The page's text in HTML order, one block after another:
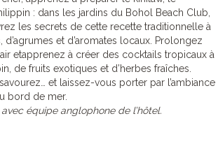
: dans les jardins du Bohol Beach Club,
les secrets de cette recette traditionnelle à
d’agrumes et d’aromates locaux. Prolongez
air etapprenez à créer des cocktails tropicaux à
de fruits exotiques et d’herbes fraîches.
et laissez-vous porter par l’ambiance
bord de mer.
équipe anglophone de l’hôtel.